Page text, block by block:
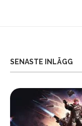
SENASTE INLÄGG